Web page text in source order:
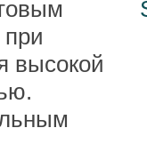
высокой